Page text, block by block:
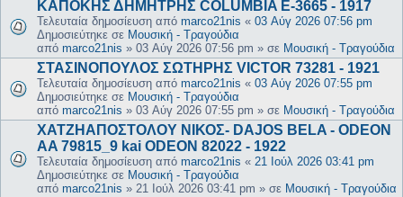
ΚΑΠΟΚΗΣ ΔΗΜΗΤΡΗΣ COLUMBIA E-3665 - 1917
Τελευταία δημοσίευση από marco21nis « 03 Αύγ 2026 07:56 pm
Δημοσιεύτηκε σε Μουσική - Τραγούδια
από marco21nis » 03 Αύγ 2026 07:56 pm » σε Μουσική - Τραγούδια
ΣΤΑΣΙΝΟΠΟΥΛΟΣ ΣΩΤΗΡΗΣ VICTOR 73281 - 1921
Τελευταία δημοσίευση από marco21nis « 03 Αύγ 2026 07:55 pm
Δημοσιεύτηκε σε Μουσική - Τραγούδια
από marco21nis » 03 Αύγ 2026 07:55 pm » σε Μουσική - Τραγούδια
ΧΑΤΖΗΑΠΟΣΤΟΛΟΥ ΝΙΚΟΣ- DAJOS BELA - ODEON
AA 79815_9 kai ODEON 82022 - 1922
Τελευταία δημοσίευση από marco21nis « 21 Ιούλ 2026 03:41 pm
Δημοσιεύτηκε σε Μουσική - Τραγούδια
από marco21nis » 21 Ιούλ 2026 03:41 pm » σε Μουσική - Τραγούδια